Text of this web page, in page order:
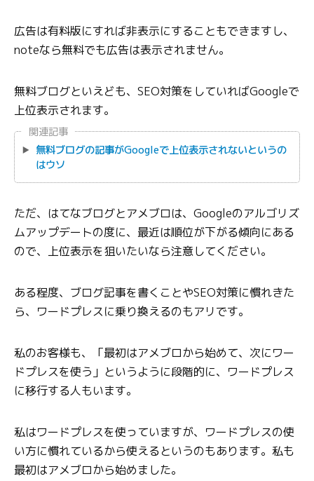
広告は有料版にすれば非表示にすることもできますし、
noteなら無料でも広告は表示されません。
無料ブログといえども、SEO対策をしていればGoogleで
上位表示されます。
関連記事
無料ブログの記事がGoogleで上位表示されないというの
はウソ
ただ、はてなブログとアメブロは、Googleのアルゴリズ
ムアップデートの度に、最近は順位が下がる傾向にある
ので、上位表示を狙いたいなら注意してください。
ある程度、ブログ記事を書くことやSEO対策に慣れきた
ら、ワードプレスに乗り換えるのもアリです。
私のお客様も、「最初はアメブロから始めて、次にワー
ドプレスを使う」というように段階的に、ワードプレス
に移行する人もいます。
私はワードプレスを使っていますが、ワードプレスの使
い方に慣れているから使えるというのもあります。私も
最初はアメブロから始めました。